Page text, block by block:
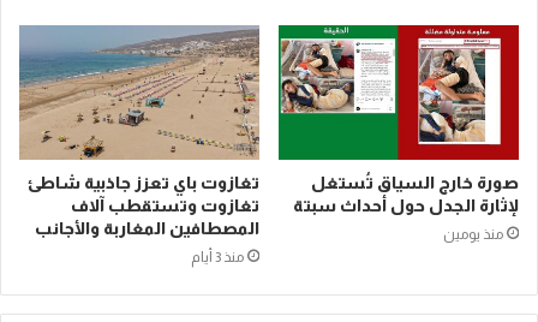
صورة خارج السياق تُستغل
لإثارة الجدل حول أحداث سبتة
منذ يومين
تغازوت باي تعزز جاذبية شاطئ
تغازوت وتستقطب آلاف
المصطافين المغاربة والأجانب
منذ 3 أيام